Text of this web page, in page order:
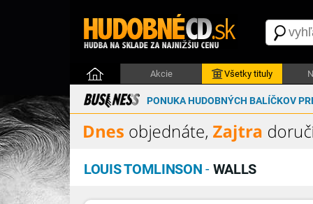
Akcie Všetky tituly
PONUKA HUDOBNÝCH BALÍČKOV
LOUIS TOMLINSON - WALLS